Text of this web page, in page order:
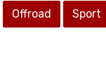
Offroad Sport